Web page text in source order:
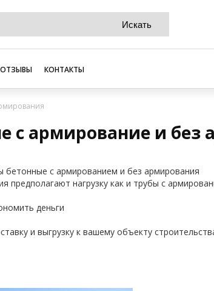
ОТЗЫВЫ КОНТАКТЫ
с армирование и без
бетонные с армированием и без армирования
предполагают нагрузку как и трубы с
деньги
и выгрузку к вашему объекту